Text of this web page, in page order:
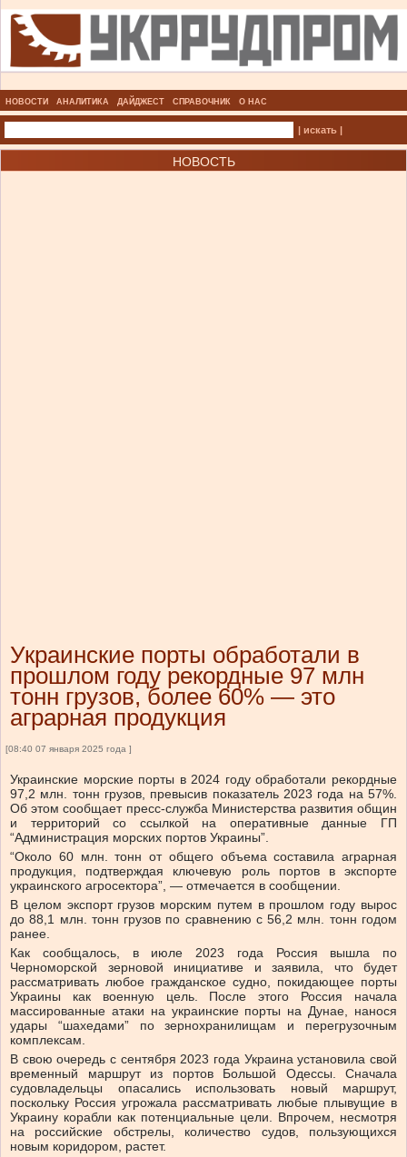
НОВОСТИ АНАЛИТИКА ДАЙДЖЕСТ СПРАВОЧНИК О НАС
| искать |
НОВОСТЬ
Украинские порты обработали в
прошлом году рекордные 97 млн
тонн грузов, более 60% — это
аграрная продукция
[08:40 07 января 2025 года ]
Украинские морские порты в 2024 году обработали рекордные
97,2 млн. тонн грузов, превысив показатель 2023 года на 57%.
Об этом сообщает пресс-служба Министерства развития общин
и территорий со ссылкой на оперативные данные ГП
“Администрация морских портов Украины”.
“Около 60 млн. тонн от общего объема составила аграрная
продукция, подтверждая ключевую роль портов в экспорте
украинского агросектора”, — отмечается в сообщении.
В целом экспорт грузов морским путем в прошлом году вырос
до 88,1 млн. тонн грузов по сравнению с 56,2 млн. тонн годом
ранее.
Как сообщалось, в июле 2023 года Россия вышла по
Черноморской зерновой инициативе и заявила, что будет
рассматривать любое гражданское судно, покидающее порты
Украины как военную цель. После этого Россия начала
массированные атаки на украинские порты на Дунае, нанося
удары “шахедами” по зернохранилищам и перегрузочным
комплексам.
В свою очередь с сентября 2023 года Украина установила свой
временный маршрут из портов Большой Одессы. Сначала
судовладельцы опасались использовать новый маршрут,
поскольку Россия угрожала рассматривать любые плывущие в
Украину корабли как потенциальные цели. Впрочем, несмотря
на российские обстрелы, количество судов, пользующихся
новым коридором, растет.